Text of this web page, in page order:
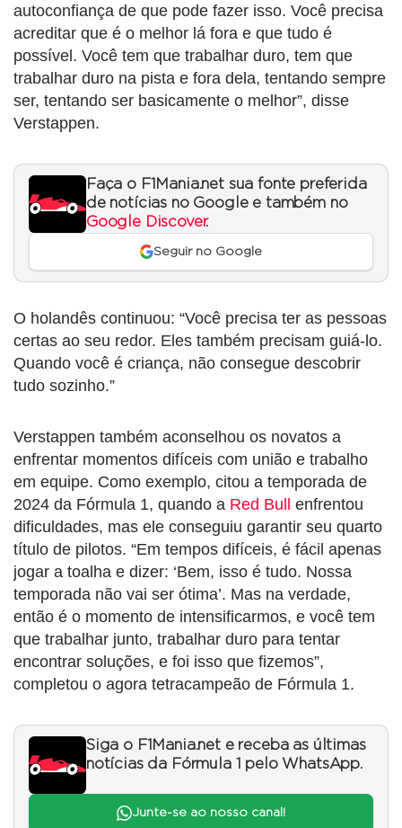
autoconfiança de que pode fazer isso. Você precisa
acreditar que é o melhor lá fora e que tudo é
possível. Você tem que trabalhar duro, tem que
trabalhar duro na pista e fora dela, tentando sempre
ser, tentando ser basicamente o melhor”, disse
Verstappen.
Faça o F1Mania.net sua fonte preferida
de notícias no Google e também no
Google Discover.
Seguir no Google
O holandês continuou: “Você precisa ter as pessoas
certas ao seu redor. Eles também precisam guiá-lo.
Quando você é criança, não consegue descobrir
tudo sozinho.”
Verstappen também aconselhou os novatos a
enfrentar momentos difíceis com união e trabalho
em equipe. Como exemplo, citou a temporada de
2024 da Fórmula 1, quando a Red Bull
enfrentou
dificuldades, mas ele conseguiu garantir seu quarto
título de pilotos. “Em tempos difíceis, é fácil apenas
jogar a toalha e dizer: ‘Bem, isso é tudo. Nossa
temporada não vai ser ótima’. Mas na verdade,
então é o momento de intensificarmos, e você tem
que trabalhar junto, trabalhar duro para tentar
encontrar soluções, e foi isso que fizemos”,
completou o agora tetracampeão de Fórmula 1.
Siga o F1Mania.net e receba as últimas
notícias da Fórmula 1 pelo WhatsApp.
Junte-se ao nosso canal!